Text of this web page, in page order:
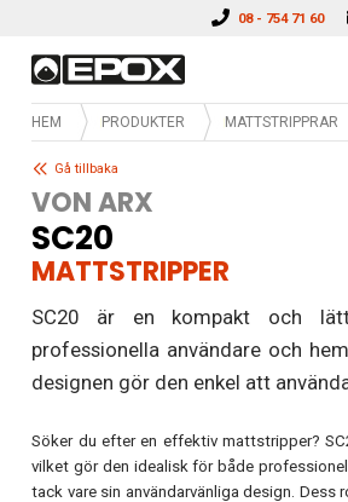
08 - 754 71 60
HEM PRODUKTER MATTSTRIPPRAR
Gå tillbaka
VON ARX
SC20
MATTSTRIPPER
SC20 är en kompakt och
professionella användare och
designen gör den enkel att
Söker du efter en effektiv mattstripper?
vilket gör den idealisk för både
tack vare sin användarvänliga design.